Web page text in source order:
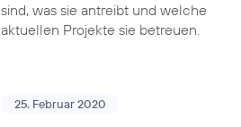
sind, was sie antreibt und welche
aktuellen Projekte sie betreuen.
25. Februar 2020